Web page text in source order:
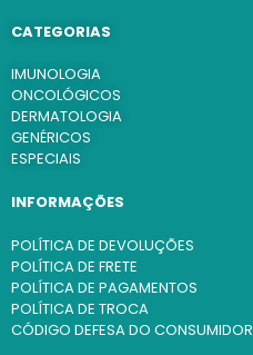
CATEGORIAS
IMUNOLOGIA
ONCOLÓGICOS
DERMATOLOGIA
GENÉRICOS
ESPECIAIS
INFORMAÇÕES
POLÍTICA DE DEVOLUÇÕES
POLÍTICA DE FRETE
POLÍTICA DE PAGAMENTOS
POLÍTICA DE TROCA
CÓDIGO DEFESA DO CONSUMIDOR